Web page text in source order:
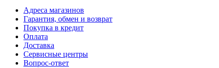
Адреса магазинов
Гарантия, обмен и возврат
Покупка в кредит
Оплата
Доставка
Сервисные центры
Вопрос-ответ